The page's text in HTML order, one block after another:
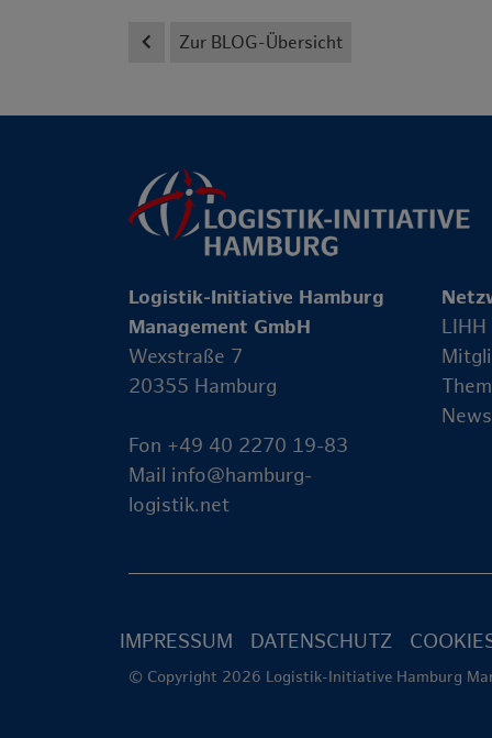
keyboard_arrow_left Zur BLOG-Übersicht
Logistik-Initiative Hamburg
Management GmbH
Wexstraße 7
20355 Hamburg
Fon +49 40 2270 19-83
Mail info@hamburg-
logistik.net
LIHH
News
IMPRESSUM DATENSCHUTZ
© Copyright 2026 Logistik-Initiative Hamburg